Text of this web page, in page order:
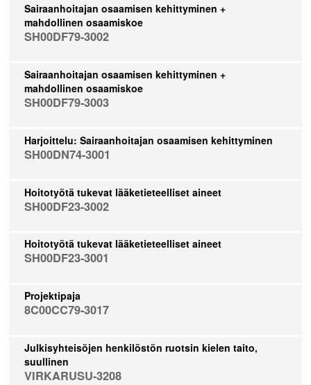
Sairaanhoitajan osaamisen kehittyminen +
mahdollinen osaamiskoe
SH00DF79-3002
Sairaanhoitajan osaamisen kehittyminen +
mahdollinen osaamiskoe
SH00DF79-3003
Harjoittelu: Sairaanhoitajan osaamisen kehittyminen
SH00DN74-3001
Hoitotyötä tukevat lääketieteelliset aineet
SH00DF23-3002
Hoitotyötä tukevat lääketieteelliset aineet
SH00DF23-3001
Projektipaja
8C00CC79-3017
Julkisyhteisöjen henkilöstön ruotsin kielen taito,
suullinen
VIRKARUSU-3208